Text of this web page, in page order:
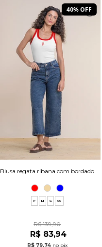
40% OFF
Blusa regata ribana com bordado
P M G GG
R$ 139,90
R$ 83,94
R$ 79,74 no pix